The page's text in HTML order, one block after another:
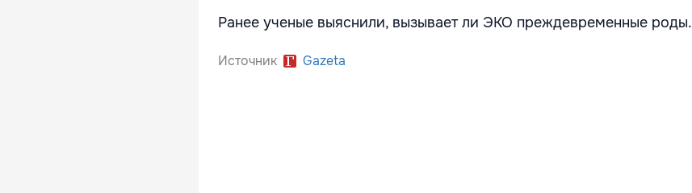
Ранее ученые выяснили, вызывает ли ЭКО преждевременные роды.
Источник Gazeta